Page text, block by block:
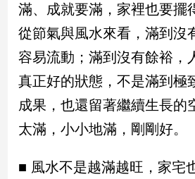
觀
點
兩
岸/
國
際
社
方
滿、成就要滿，家裡也要擺
從節氣與風水來看，滿到沒
容易流動；滿到沒有餘裕，
真正好的狀態，不是滿到極
成果，也還留著繼續生長的
太滿，小小地滿，剛剛好。
■ 風水不是越滿越旺，家宅